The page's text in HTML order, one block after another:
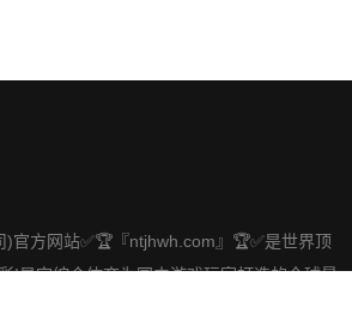
)官方网站✅🏆『ntjhwh.com』🏆✅是世界顶
!星空综合体育为国内游戏玩家打造的全球最